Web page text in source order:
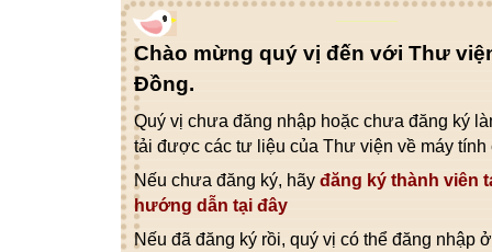
Chào mừng quý vị đến với Thư
Đồng.
Quý vị chưa đăng nhập hoặc chưa đăng ký
tải được các tư liệu của Thư viện về máy tính
Nếu chưa đăng ký, hãy đăng ký thành viên
hướng dẫn tại đây
Nếu đã đăng ký rồi, quý vị có thể đăng nhập